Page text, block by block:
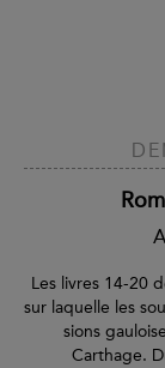
Les livres 14-20
sur laquelle les
sions
Carthage.